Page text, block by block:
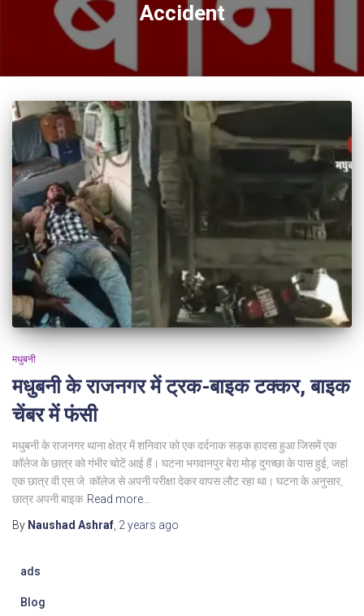
Accident
मधुबनी
मधुबनी के राजनगर में ट्रक-बाइक टक्कर, बाइक
चेंबर में फंसी
मधुबनी के राजनगर थाना क्षेत्र में शनिवार को एक दर्दनाक सड़क हादसा हुआ जिसमें एक
कॉलेज के छात्र को गंभीर चोटें आई हैं। घटना भगवानपुर बेरा मोड़ दुगच्छा के पास हुई, जहां
एक छात्र वी.एस.जे. कॉलेज से अपनी परीक्षा देकर वापस लौट रहा था। घटना के अनुसार,
छात्र अपनी बाइक Read more…
By Naushad Ashraf 2 years ago
ads
Blog